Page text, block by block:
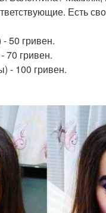
Есть
- 50 гривен.
70 гривен.
- 100 гривен.